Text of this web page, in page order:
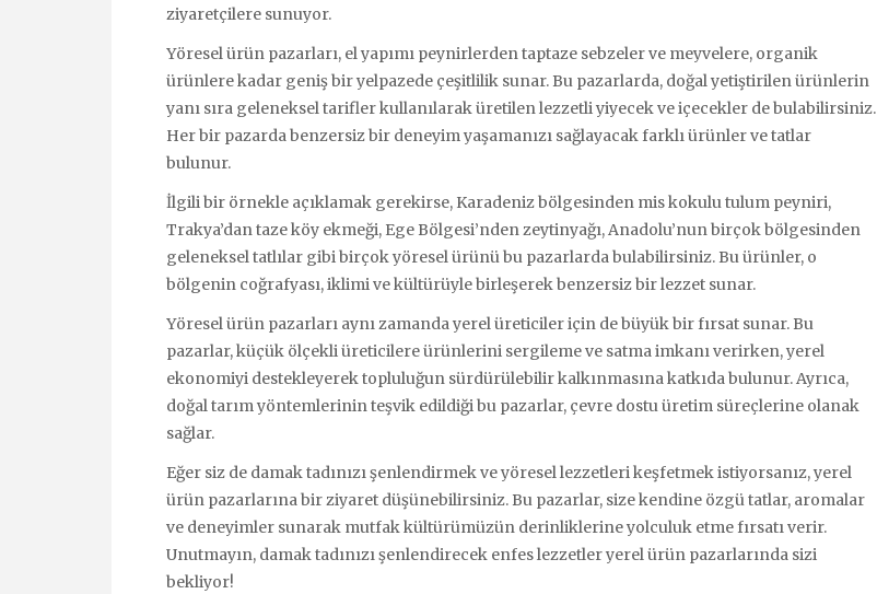
ziyaretçilere sunuyor.
Yöresel ürün pazarları, el yapımı peynirlerden taptaze sebzeler ve meyvelere, organik
ürünlere kadar geniş bir yelpazede çeşitlilik sunar. Bu pazarlarda, doğal yetiştirilen ürünlerin
yanı sıra geleneksel tarifler kullanılarak üretilen lezzetli yiyecek ve içecekler de bulabilirsiniz.
Her bir pazarda benzersiz bir deneyim yaşamanızı sağlayacak farklı ürünler ve tatlar
bulunur.
İlgili bir örnekle açıklamak gerekirse, Karadeniz bölgesinden mis kokulu tulum peyniri,
Trakya’dan taze köy ekmeği, Ege Bölgesi’nden zeytinyağı, Anadolu’nun birçok bölgesinden
geleneksel tatlılar gibi birçok yöresel ürünü bu pazarlarda bulabilirsiniz. Bu ürünler, o
bölgenin coğrafyası, iklimi ve kültürüyle birleşerek benzersiz bir lezzet sunar.
Yöresel ürün pazarları aynı zamanda yerel üreticiler için de büyük bir fırsat sunar. Bu
pazarlar, küçük ölçekli üreticilere ürünlerini sergileme ve satma imkanı verirken, yerel
ekonomiyi destekleyerek topluluğun sürdürülebilir kalkınmasına katkıda bulunur. Ayrıca,
doğal tarım yöntemlerinin teşvik edildiği bu pazarlar, çevre dostu üretim süreçlerine olanak
sağlar.
Eğer siz de damak tadınızı şenlendirmek ve yöresel lezzetleri keşfetmek istiyorsanız, yerel
ürün pazarlarına bir ziyaret düşünebilirsiniz. Bu pazarlar, size kendine özgü tatlar, aromalar
ve deneyimler sunarak mutfak kültürümüzün derinliklerine yolculuk etme fırsatı verir.
Unutmayın, damak tadınızı şenlendirecek enfes lezzetler yerel ürün pazarlarında sizi
bekliyor!